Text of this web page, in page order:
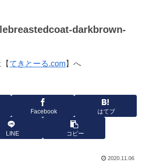
darkbrown-
【てきとーる.com】へ
Facebook はてブ
LINE コピー
2020.11.06